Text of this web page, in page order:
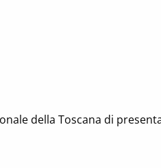
della Toscana di